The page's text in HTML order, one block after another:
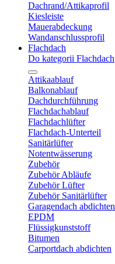
Dachrand/Attikaprofil
Kiesleiste
Mauerabdeckung
Wandanschlussprofil
Flachdach
Do kategorii Flachdach
Attikaablauf
Balkonablauf
Dachdurchführung
Flachdachablauf
Flachdachlüfter
Flachdach-Unterteil
Sanitärlüfter
Notentwässerung
Zubehör
Zubehör Abläufe
Zubehör Lüfter
Zubehör Sanitärlüfter
Garagendach abdichten
EPDM
Flüssigkunststoff
Bitumen
Carportdach abdichten